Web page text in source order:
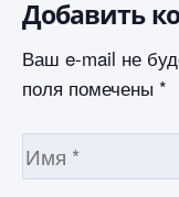
Добавить
Ваш e-mail не
поля помечены *